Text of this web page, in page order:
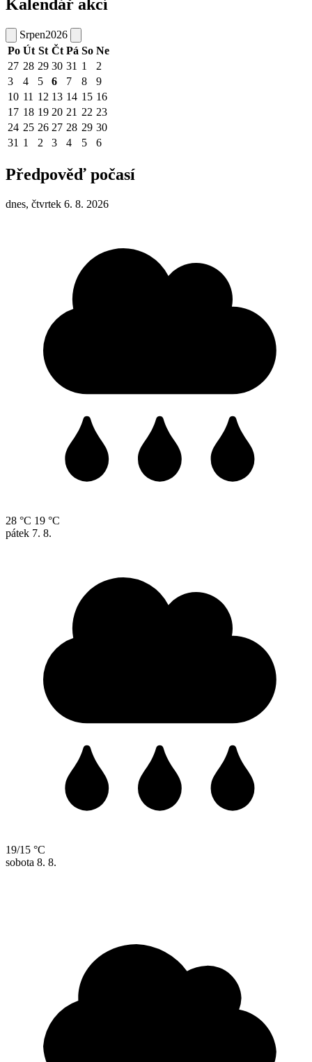
Kalendář akcí
Srpen2026
Po Út St Čt Pá So Ne
27 28 29 30 31 1
2
3
4 5 6 7 8
9
10 11 12 13 14 15 16
17 18 19 20 21 22 23
24 25 26 27 28 29 30
31 1 2 3 4 5 6
Předpověď počasí
dnes, čtvrtek 6. 8. 2026
28 °C 19 °C
pátek 7. 8.
19/15 °C
sobota 8. 8.